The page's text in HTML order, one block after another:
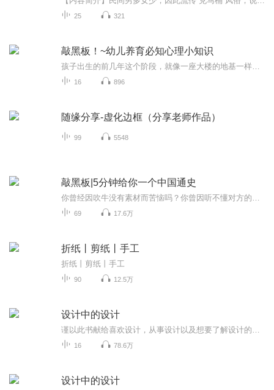
25 321
敲黑板！~幼儿养育必知心理小知识
16 896
随缘分享-虚化边框（分享老师作品）
99 5548
敲黑板|5分钟给你一个中国通史
69 17.6万
折纸丨剪纸丨手工
折纸丨剪纸丨手工
90 12.5万
设计中的设计
16 78.6万
设计中的设计